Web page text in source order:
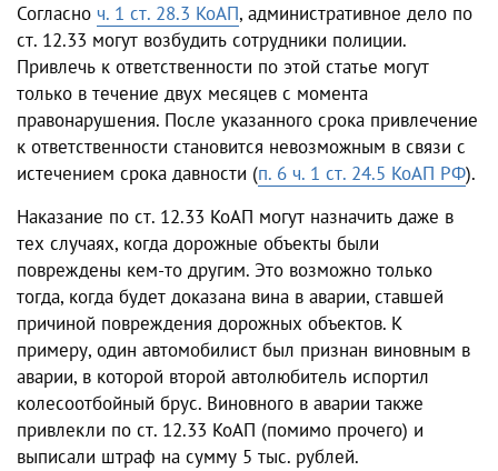
Согласно ч. 1 ст. 28.3 КоАП, административное дело по
ст. 12.33 могут возбудить сотрудники полиции.
Привлечь к ответственности по этой статье могут
только в течение двух месяцев с момента
правонарушения. После указанного срока привлечение
к ответственности становится невозможным в связи с
истечением срока давности (п. 6 ч. 1 ст. 24.5 КоАП РФ).
Наказание по ст. 12.33 КоАП могут назначить даже в
тех случаях, когда дорожные объекты были
повреждены кем-то другим. Это возможно только
тогда, когда будет доказана вина в аварии, ставшей
причиной повреждения дорожных объектов. К
примеру, один автомобилист был признан виновным в
аварии, в которой второй автолюбитель испортил
колесоотбойный брус. Виновного в аварии также
привлекли по ст. 12.33 КоАП (помимо прочего) и
выписали штраф на сумму 5 тыс. рублей.